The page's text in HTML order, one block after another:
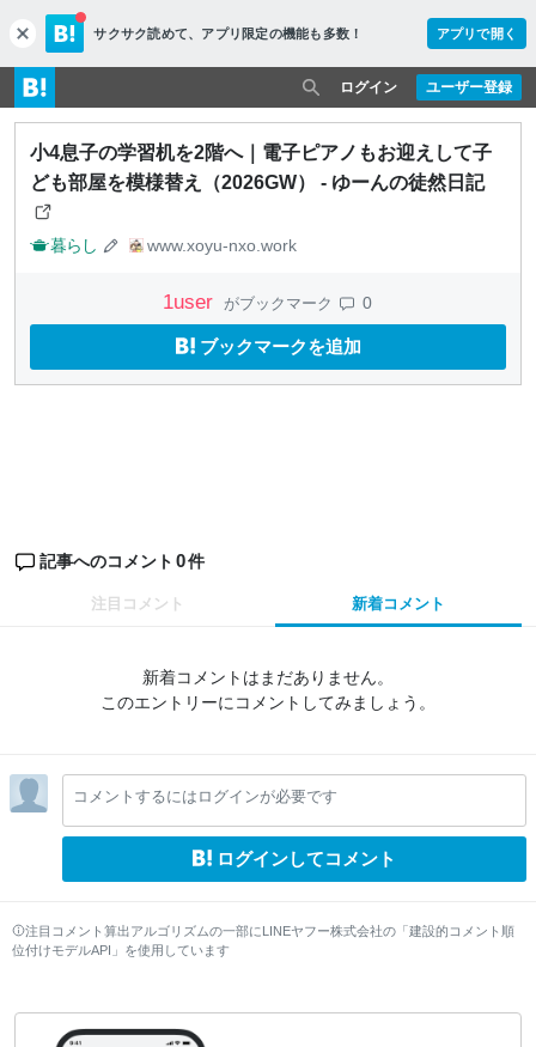
c
l
o
s
e
サクサク読めて、 アプリ限定の機能も多数！ アプリで開く
ユーザー登録
ログイン
小4息子の学習机を2階へ｜電子ピアノもお迎えして子
ども部屋を模様替え（2026GW） - ゆーんの徒然日記
暮らし www.xoyu-nxo.work
1user がブックマーク 0
ブックマークを追加
記事へのコメント 0件
注目コメント 新着コメント
新着コメントはまだありません。
このエントリーにコメントしてみましょう。
コメントするにはログインが必要です
ログインしてコメント
注目コメント算出アルゴリズムの一部にLINEヤフー株式会社の「建設的コメント順
位付けモデルAPI」を使用しています